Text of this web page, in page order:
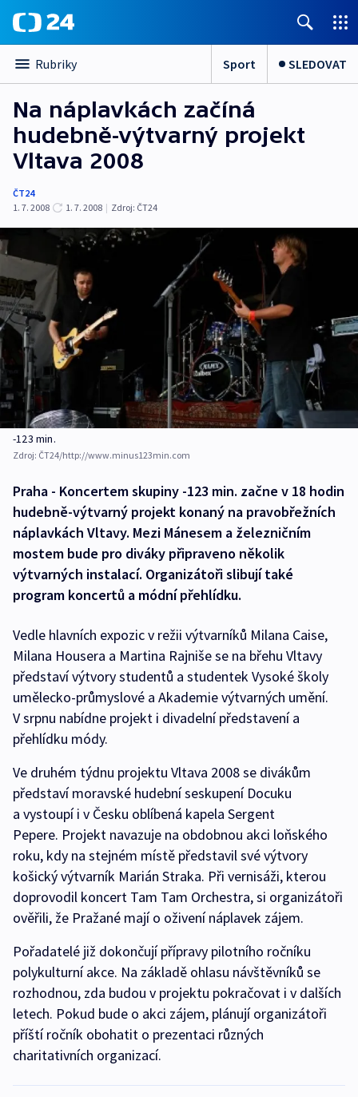
Rubriky Sport SLEDOVAT
Na náplavkách začíná
hudebně-výtvarný projekt
Vltava 2008
ČT24
1. 7. 2008
1. 7. 2008 | Zdroj: ČT24
-123 min.
Zdroj: ČT24/http://www.minus123min.com
Praha - Koncertem skupiny -123 min. začne v 18 hodin
hudebně-výtvarný projekt konaný na pravobřežních
náplavkách Vltavy. Mezi Mánesem a železničním
mostem bude pro diváky připraveno několik
výtvarných instalací. Organizátoři slibují také
program koncertů a módní přehlídku.
Vedle hlavních expozic v režii výtvarníků Milana Caise,
Milana Housera a Martina Rajniše se na břehu Vltavy
představí výtvory studentů a studentek Vysoké školy
umělecko-průmyslové a Akademie výtvarných umění.
V srpnu nabídne projekt i divadelní představení a
přehlídku módy.
Ve druhém týdnu projektu Vltava 2008 se divákům
představí moravské hudební seskupení Docuku
a vystoupí i v Česku oblíbená kapela Sergent
Pepere. Projekt navazuje na obdobnou akci loňského
roku, kdy na stejném místě představil své výtvory
košický výtvarník Marián Straka. Při vernisáži, kterou
doprovodil koncert Tam Tam Orchestra, si organizátoři
ověřili, že Pražané mají o oživení náplavek zájem.
Pořadatelé již dokončují přípravy pilotního ročníku
polykulturní akce. Na základě ohlasu návštěvníků se
rozhodnou, zda budou v projektu pokračovat i v dalších
letech. Pokud bude o akci zájem, plánují organizátoři
příští ročník obohatit o prezentaci různých
charitativních organizací.